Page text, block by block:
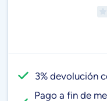
3% devolución
Pago a fin de